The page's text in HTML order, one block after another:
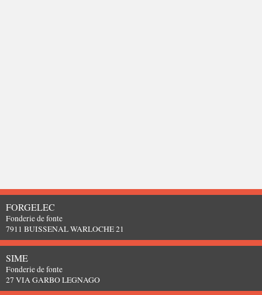
FORGELEC
Fonderie de fonte
7911 BUISSENAL WARLOCHE 21
SIME
Fonderie de fonte
27 VIA GARBO LEGNAGO